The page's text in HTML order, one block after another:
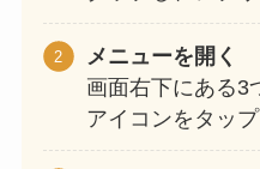
メニューを開く
画面右下にある3
アイコンをタップ